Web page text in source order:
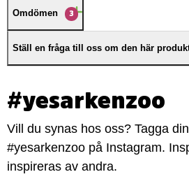
Omdömen 3
Ställ en fråga till oss om den här
#yesarkenzoo
Vill du synas hos oss? Tagga
#yesarkenzoo på Instagram.
inspireras av andra.